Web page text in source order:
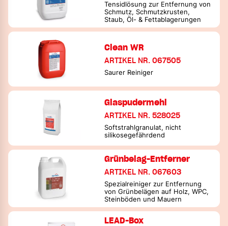
Tensidlösung zur Entfernung von
Schmutz, Schmutzkrusten,
Staub, Öl- & Fettablagerungen
Clean WR
ARTIKEL NR. 067505
Saurer Reiniger
Glaspudermehl
ARTIKEL NR. 528025
Softstrahlgranulat, nicht
silikosegefährdend
Grünbelag-Entferner
ARTIKEL NR. 067603
Spezialreiniger zur Entfernung
von Grünbelägen auf Holz, WPC,
Steinböden und Mauern
LEAD-Box